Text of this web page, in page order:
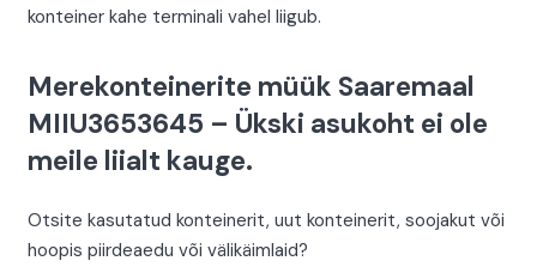
konteiner kahe terminali vahel liigub.
Merekonteinerite müük Saaremaal
MIIU3653645 – Ükski asukoht ei ole
meile liialt kauge.
Otsite kasutatud konteinerit, uut konteinerit, soojakut või
hoopis piirdeaedu või välikäimlaid?